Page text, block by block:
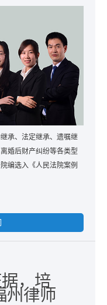
承、法定继承、遗嘱继
婚后财产纠纷等各类型
编选入《人民法院案例
，培
州律师